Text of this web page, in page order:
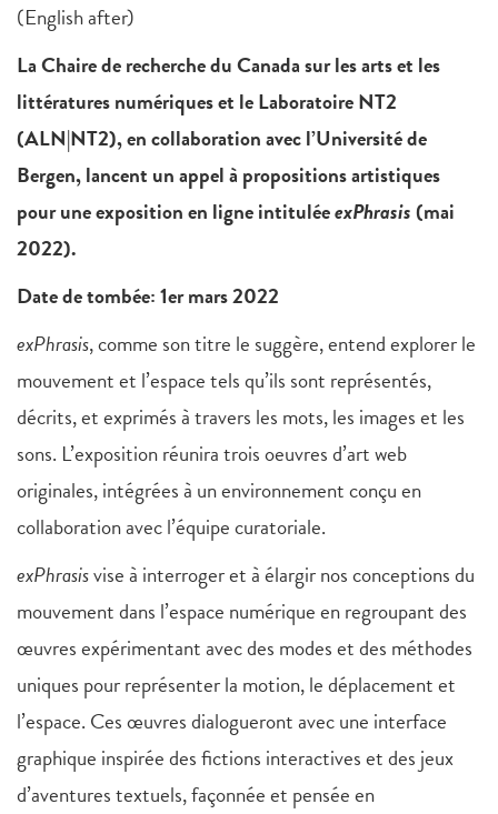
(English after)
La Chaire de recherche du Canada sur les arts et les
littératures numériques et le Laboratoire NT2
(ALN|NT2), en collaboration avec l’Université de
Bergen, lancent un appel à propositions artistiques
pour une exposition en ligne intituléeexPhrasis(mai
2022).
Date de tombée: 1er mars 2022
exPhrasis, comme son titre le suggère, entend explorer le
mouvement et l’espace tels qu’ils sont représentés,
décrits, et exprimés à travers les mots, les images et les
sons. L’exposition réunira trois oeuvres d’art web
originales, intégrées à un environnement conçu en
collaboration avec l’équipe curatoriale.
exPhrasisvise à interroger et à élargir nos conceptions du
mouvement dans l’espace numérique en regroupant des
œuvres expérimentant avec des modes et des méthodes
uniques pour représenter la motion, le déplacement et
l’espace. Ces œuvres dialogueront avec une interface
graphique inspirée des fictions interactives et des jeux
d’aventures textuels, façonnée et pensée en